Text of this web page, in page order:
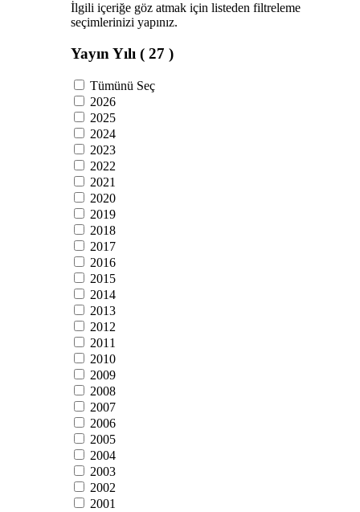
İlgili içeriğe göz atmak için listeden filtreleme
seçimlerinizi yapınız.
Yayın Yılı ( 27 )
Tümünü Seç
2026
2025
2024
2023
2022
2021
2020
2019
2018
2017
2016
2015
2014
2013
2012
2011
2010
2009
2008
2007
2006
2005
2004
2003
2002
2001